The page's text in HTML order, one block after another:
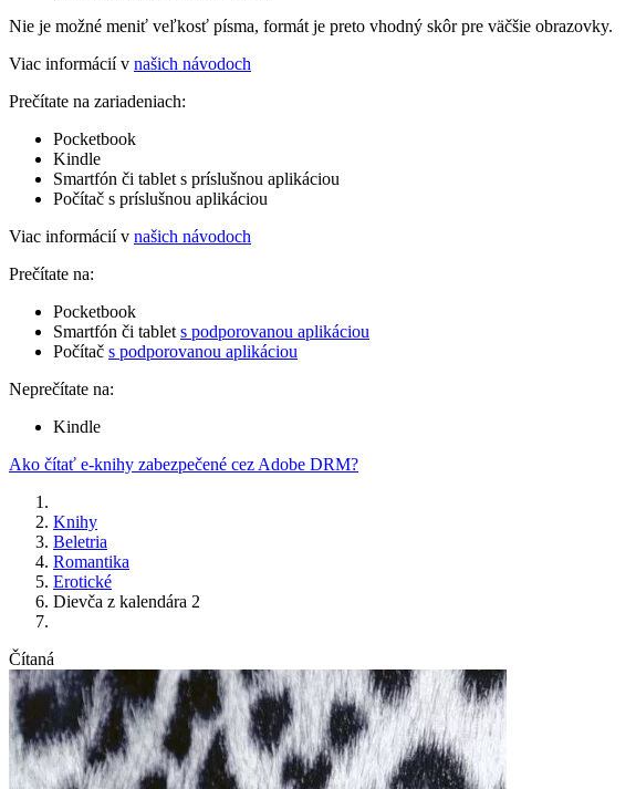
Nie je možné meniť veľkosť písma, formát je preto vhodný skôr pre väčšie obrazovky.
Viac informácií v našich návodoch
Prečítate na zariadeniach:
Pocketbook
Kindle
Smartfón či tablet s príslušnou aplikáciou
Počítač s príslušnou aplikáciou
Viac informácií v našich návodoch
Prečítate na:
Pocketbook
Smartfón či tablet s podporovanou aplikáciou
Počítač s podporovanou aplikáciou
Neprečítate na:
Kindle
Ako čítať e-knihy zabezpečené cez Adobe DRM?
Knihy
Beletria
Romantika
Erotické
Dievča z kalendára 2
Čítaná